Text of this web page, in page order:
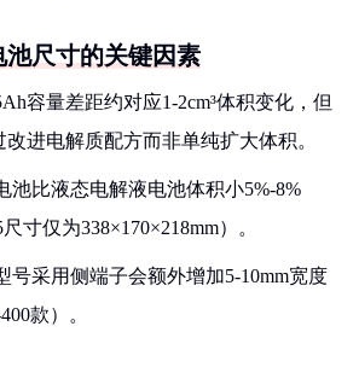
尺寸的关键因素
容量差距约对应1-2cm³体积变化，但
进电解质配方而非单纯扩大体积。
池比液态电解液电池体积小5%-8%
寸仅为338×170×218mm）。
号采用侧端子会额外增加5-10mm宽度
款）。